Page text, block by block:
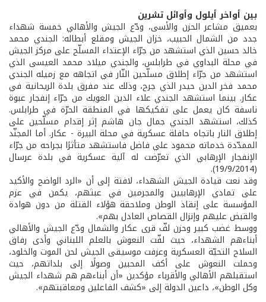
بين أواخر أيلول وأوائل تشرين
بعميق مشاعر الحزن والأسى، ودّع الجيش والأهالي خمسة شهداء
جدد من الشمال الحبيب، خزان الجيش ومقلع أبطاله: الجندي محمد
خالد حسين الذي استشهد من جرّاء الإعتداء المسلّح على مركز الجيش
في محلة البداوي في طرابلس، والجندي ميلاد محمد العيسى الذي
استشهد من جرّاء إطلاق مسلّحين النّار في اتجاهه مع زميله الجندي
محمد فخر الدين حيدر الذي جرح، وذلك عند مفرق بلدة الريحانية في
عكار. بينما استشهد الجندي علاء الدين العويك من جرّاء إنفجار عبوة
ناسفة كان يعمل على تفكيكها في المنطقة الحرّة في طرابلس.
كذلك، استشهد الجندي جمال جان هاشم إثر إقدام مسلّحين على
إطلاق النار باتجاه حافلة عسكرية في محلة البيرة - عكار. أما المجنّد
الممدّدة خدماته محمود علي فاضل فاستشهد متأثرًا بجراحه من جرّاء
الإنفجار الإرهابي الذي تعرّضت له آلية عسكرية في بلدة عرسال
(19/9/2014).
وقد نعت قيادة الجيش الشهداء، لافتة إلى أن «الرد الواضح والأكيد
على تمادي الإرهابيين والمجرمين في عبثهم، يكمن في عزم
المؤسسة على إنقاذ الوطن وملاحقة هؤلاء القتلة من دون هوادة
والقبض عليهم وإنزال القصاص العادل بهم».
ووسط غضب كبير وحزن لفّ قرى عكار والشمال ودّع الجيش والأهالي
أبناءهم الشهداء، حيث لفّت النعوش بالعلم اللبناني وأدى رفاق
السلاح التحيّة العسكرية وعزفت موسيقى الجيش لحن الموت والخلود،
وحملت النعوش على أكف المحبين وصولًا إلى بلداتهم، حيث
استقبلهم الأهالي والأقرباء مؤكدين «أن أبناءهم هم شهداء الجيش
وكل الوطن»، داعين الدولة إلى «كشف الفاعلين ومعاقبتهم».